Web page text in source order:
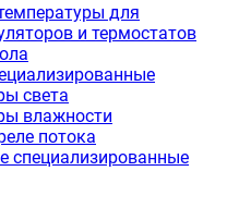
для
и термостатов
света
влажности
потока
специализированные